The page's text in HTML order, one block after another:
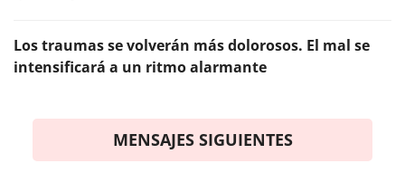
Los traumas se volverán más dolorosos. El mal se
intensificará a un ritmo alarmante
MENSAJES SIGUIENTES